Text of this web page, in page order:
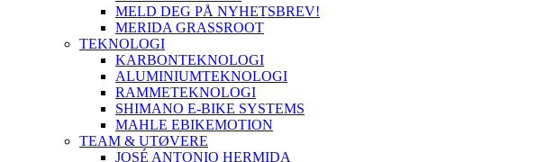
MELD DEG PÅ NYHETSBREV!
MERIDA GRASSROOT
TEKNOLOGI
KARBONTEKNOLOGI
ALUMINIUMTEKNOLOGI
RAMMETEKNOLOGI
SHIMANO E-BIKE SYSTEMS
MAHLE EBIKEMOTION
TEAM & UTØVERE
JOSÉ ANTONIO HERMIDA